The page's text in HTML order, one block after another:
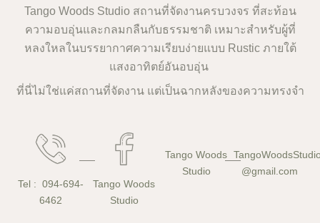
Tango Woods Studio สถานที่จัดงานครบวงจร ที่สะท้อน
ความอบอุ่นและกลมกลืนกับธรรมชาติ เหมาะสำหรับผู้ที่
หลงใหลในบรรยากาศความเรียบง่ายแบบ Rustic ภายใต้
แสงอาทิตย์อันอบอุ่น
ที่นี่ไม่ใช่แค่สถานที่จัดงาน แต่เป็นฉากหลังของความทรงจำ
Tel : 094-694-
6462
Tango Woods
Studio
Tango Woods
Studio
@gmail.com